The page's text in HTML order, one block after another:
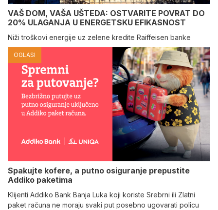
VAŠ DOM, VAŠA UŠTEDA: OSTVARITE POVRAT DO
20% ULAGANJA U ENERGETSKU EFIKASNOST
Niži troškovi energije uz zelene kredite Raiffeisen banke
OGLASI
Spakujte kofere, a putno osiguranje prepustite
Addiko paketima
Klijenti Addiko Bank Banja Luka koji koriste Srebrni ili Zlatni
paket računa ne moraju svaki put posebno ugovarati policu